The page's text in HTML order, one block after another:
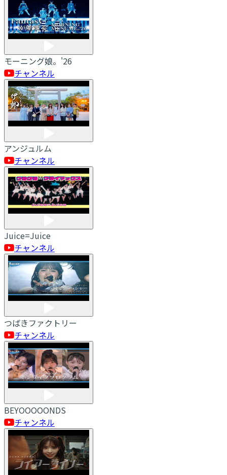
モーニング娘。'26
チャンネル
アンジュルム
チャンネル
Juice=Juice
チャンネル
つばきファクトリー
チャンネル
BEYOOOOONDS
チャンネル